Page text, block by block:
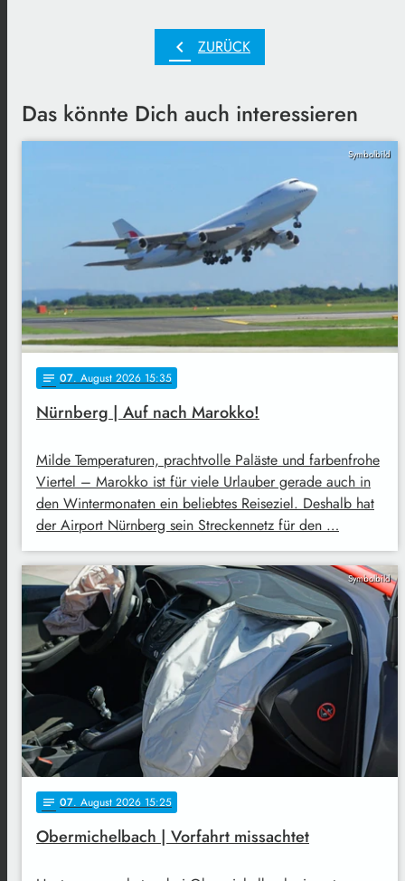
chevron_left ZURÜCK
Das könnte Dich auch interessieren
Symbolbild
notes 07. August 2026 15:35
Nürnberg | Auf nach Marokko!
Milde Temperaturen, prachtvolle Paläste und farbenfrohe
Viertel – Marokko ist für viele Urlauber gerade auch in
den Wintermonaten ein beliebtes Reiseziel. Deshalb hat
der Airport Nürnberg sein Streckennetz für den …
Symbolbild
notes 07. August 2026 15:25
Obermichelbach | Vorfahrt missachtet